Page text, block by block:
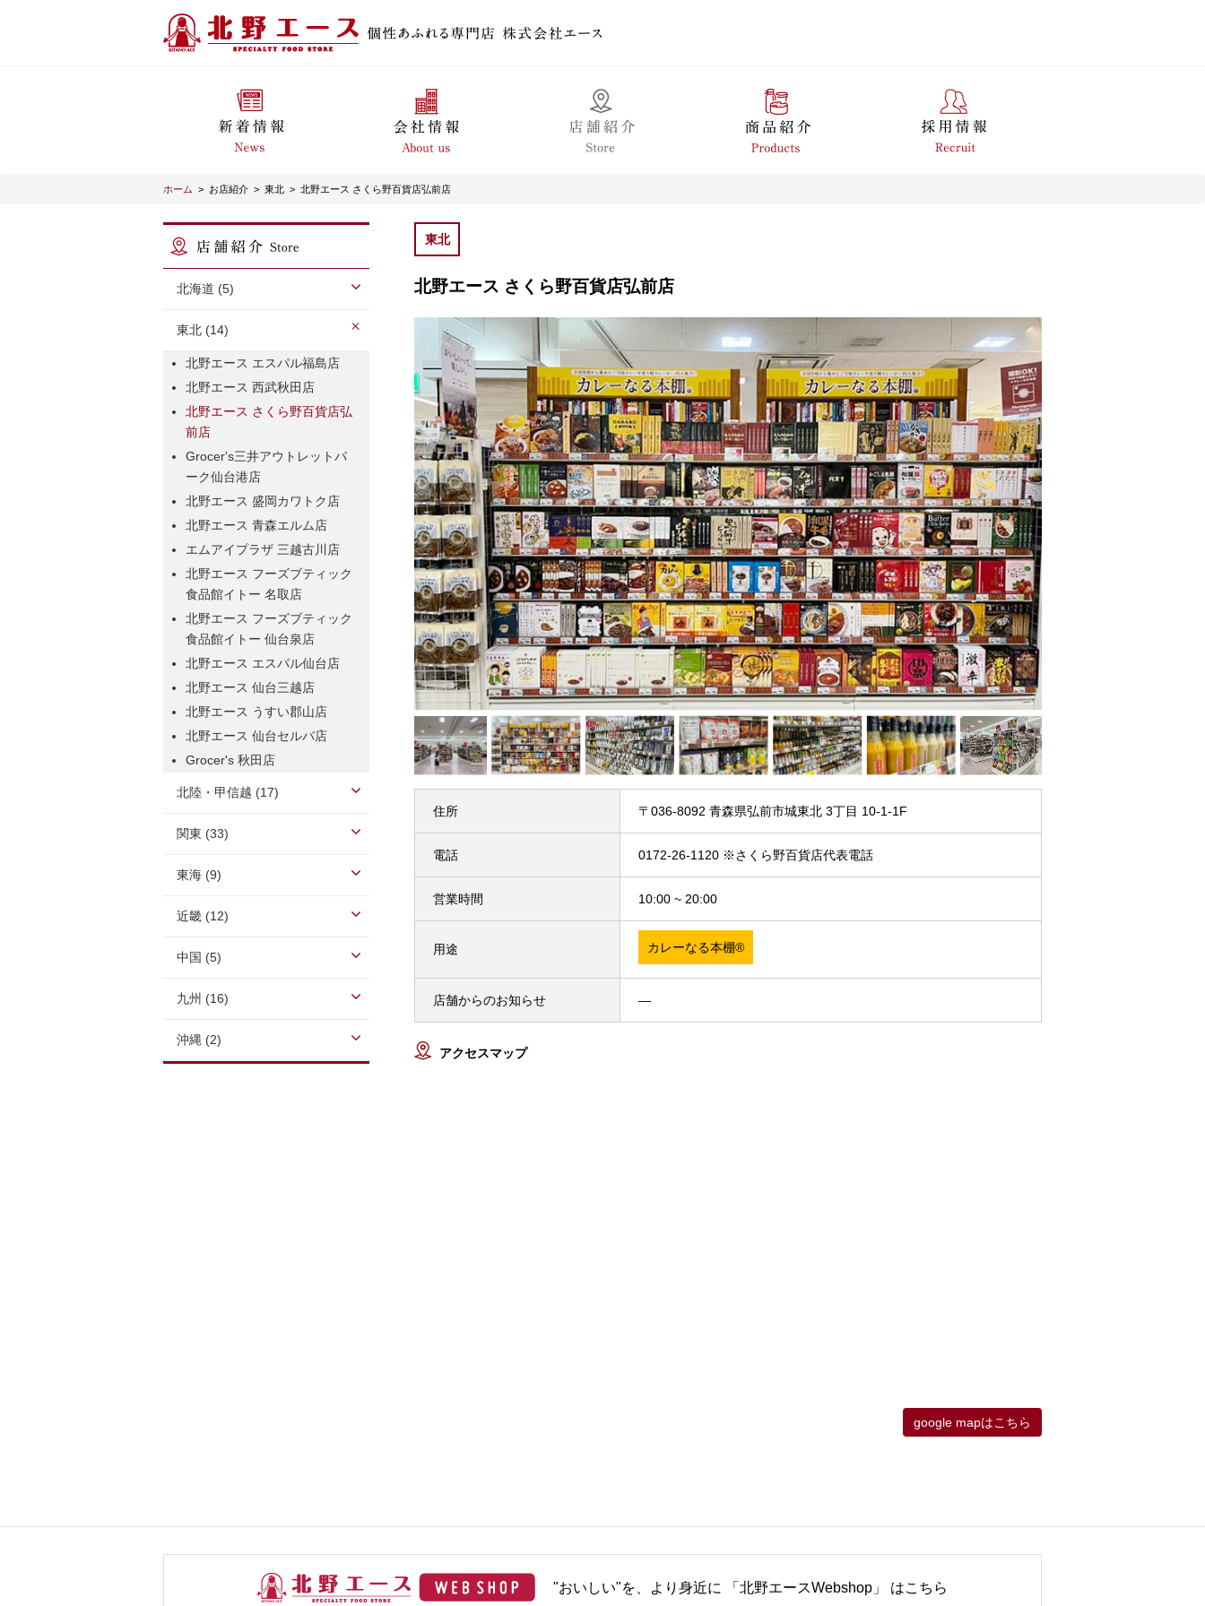
ホーム > お店紹介 > 東北 > 北野エース さくら野百貨店弘前店
北海道 (5)
東北 (14)
北野エース エスパル福島店
北野エース 西武秋田店
北野エース さくら野百貨店弘
前店
Grocer's三井アウトレットパ
ーク仙台港店
北野エース 盛岡カワトク店
北野エース 青森エルム店
エムアイプラザ 三越古川店
北野エース フーズブティック
食品館イトー 名取店
北野エース フーズブティック
食品館イトー 仙台泉店
北野エース エスパル仙台店
北野エース 仙台三越店
北野エース うすい郡山店
北野エース 仙台セルバ店
Grocer's 秋田店
北陸・甲信越 (17)
関東 (33)
東海 (9)
近畿 (12)
中国 (5)
九州 (16)
沖縄 (2)
東北
北野エース さくら野百貨店弘前店
住所 〒036-8092 青森県弘前市城東北 3丁目 10-1-1F
電話 0172-26-1120 ※さくら野百貨店代表電話
営業時間 10:00 ~ 20:00
用途 カレーなる本棚®
店舗からのお知らせ —
アクセスマップ
google mapはこちら
"おいしい"を、より身近に 「北野エースWebshop」 はこちら